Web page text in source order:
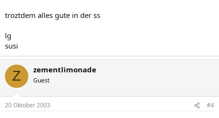
troztdem alles gute in der ss
lg
susi
Z zementlimonade
Guest
20 Oktober 2003 #4